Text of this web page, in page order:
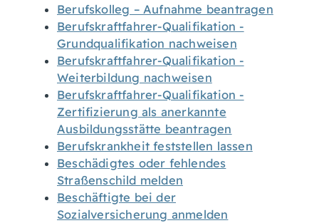
Berufskolleg – Aufnahme beantragen
Berufskraftfahrer-Qualifikation -
Grundqualifikation nachweisen
Berufskraftfahrer-Qualifikation -
Weiterbildung nachweisen
Berufskraftfahrer-Qualifikation -
Zertifizierung als anerkannte
Ausbildungsstätte beantragen
Berufskrankheit feststellen lassen
Beschädigtes oder fehlendes
Straßenschild melden
Beschäftigte bei der
Sozialversicherung anmelden